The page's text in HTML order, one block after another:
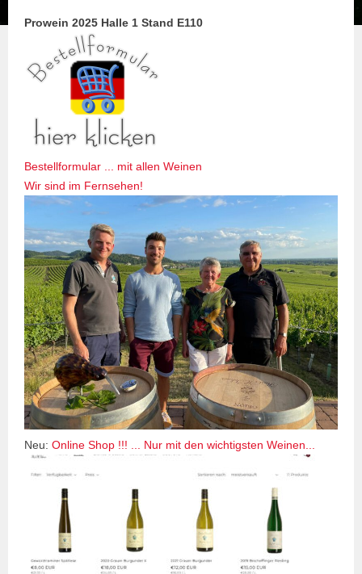
Prowein 2025 Halle 1 Stand E110
Bestellformular ... mit allen Weinen
Wir sind im Fernsehen!
Neu:Online Shop !!! ... Nur mit den wichtigsten Weinen...